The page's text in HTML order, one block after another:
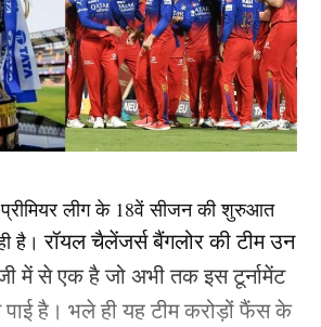
लीग के 18वें सीजन की शुरुआत
है।रॉयल चैलेंजर्स बैंगलोर की टीम उन
में से एक है जो अभी तक इस टूर्नामेंट
पाई है। भले ही यह टीम करोड़ों फैंस के